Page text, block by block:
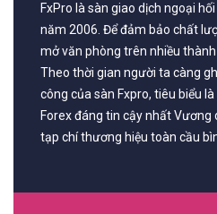
#icmarkets #binance
FxPro là sàn giao dịch ngoại
năm 2006. Để đảm bảo chất
mở văn phòng trên nhiều
Theo thời gian người ta càng
công của sàn Fxpro, tiêu biểu
Forex đáng tin cậy nhất
tạp chí thương hiệu toàn cầu